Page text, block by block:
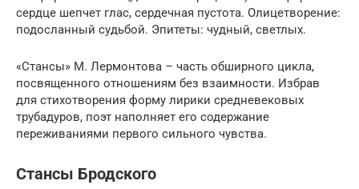
сердце шепчет глас, сердечная пустота. Олицетворение:
подосланный судьбой. Эпитеты: чудный, светлых.
«Стансы» М. Лермонтова – часть обширного цикла,
посвященного отношениям без взаимности. Избрав
для стихотворения форму лирики средневековых
трубадуров, поэт наполняет его содержание
переживаниями первого сильного чувства.
Стансы Бродского